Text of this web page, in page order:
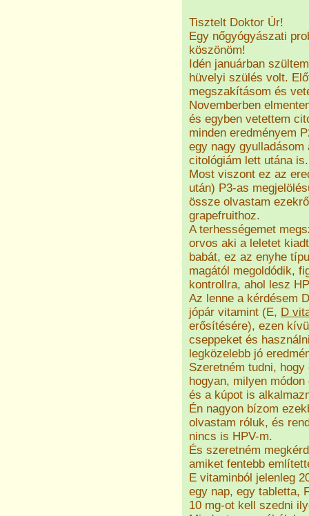
Tisztelt Doktor Úr!
Egy nőgyógyászati
köszönöm!
Idén januárban
hüvelyi szülés volt.
megszakításom és
Novemberben
és egyben vetettem
minden eredményem
egy nagy
citológiám lett utána is.
Most viszont ez az
után) P3-as
össze olvastam
grapefruithoz.
A terhességemet
orvos aki a leletet
babát, ez az enyhe
magától megoldódik,
kontrollra, ahol lesz
Az lenne a kérdésem
jópár vitamint (E, D
erősítésére), ezen
cseppeket és
legközelebb jó
Szeretném tudni,
hogyan, milyen
és a kúpot is
Én nagyon bízom
olvastam róluk, és
nincs is HPV-m.
És szeretném
amiket fentebb
E vitaminból jelenleg
egy nap, egy tabletta,
10 mg-ot kell szedni